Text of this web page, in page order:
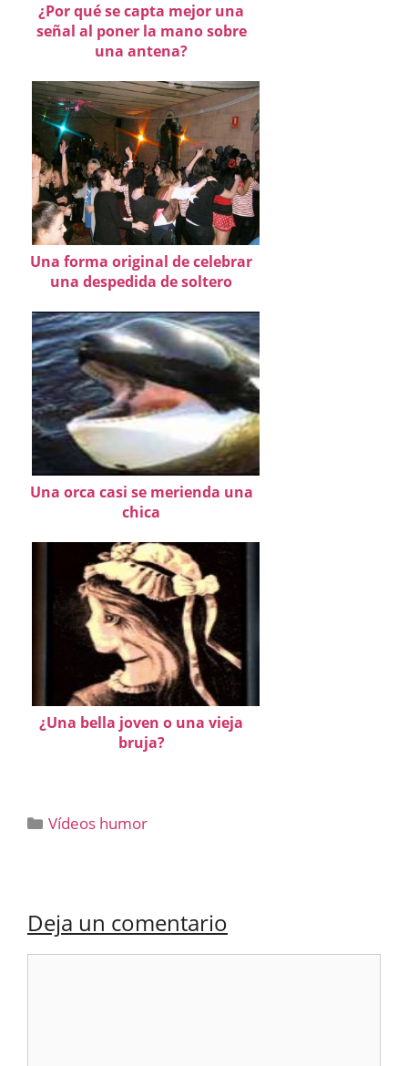
¿Por qué se capta mejor una
señal al poner la mano sobre
una antena?
Una forma original de celebrar
una despedida de soltero
Una orca casi se merienda una
chica
¿Una bella joven o una vieja
bruja?
Categorías
Vídeos humor
Deja un comentario